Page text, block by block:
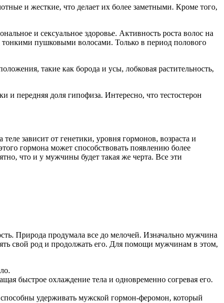
и жесткие, что делает их более заметными. Кроме того,
и сексуальное здоровье. Активность роста волос на
пушковыми волосами. Только в период полового
такие как борода и усы, лобковая растительность,
и передняя доля гипофиза. Интересно, что тестостерон
зависит от генетики, уровня гормонов, возраста и
гормона может способствовать появлению более
что и у мужчины будет такая же черта. Все эти
Природа продумала все до мелочей. Изначально мужчина
свой род и продолжать его. Для помощи мужчинам в этом,
быстрое охлаждение тела и одновременно согревая его.
удерживать мужской гормон-феромон, который